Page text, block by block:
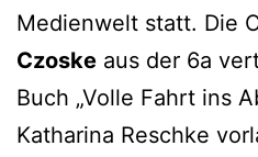
Medienwelt statt. Die
Czoske aus der 6a
Buch „Volle Fahrt ins
Katharina Reschke